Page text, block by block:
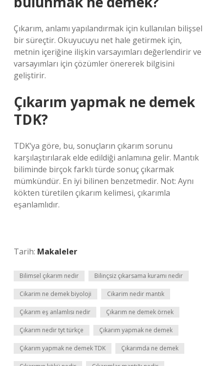
Çıkarım, anlamı yapılandırmak için kullanılan bilişsel
bir süreçtir. Okuyucuyu net hale getirmek için,
metnin içeriğine ilişkin varsayımları değerlendirir ve
varsayımları için çözümler önererek bilgisini
geliştirir.
Çıkarım yapmak ne demek
TDK?
TDK’ya göre, bu, sonuçların çıkarım sorunu
karşılaştırılarak elde edildiği anlamına gelir. Mantık
biliminde birçok farklı türde sonuç çıkarmak
mümkündür. En iyi bilinen benzetmedir. Not: Aynı
kökten türetilen çıkarım kelimesi, çıkarımla
eşanlamlıdır.
Tarih: Makaleler
Bilimsel çıkarım nedir Bilinçsiz çıkarsama kuramı nedir
Cikarim ne demek biyoloji Cikarim nedir mantık
Çıkarım eş anlamlısı nedir Çıkarım ne demek örnek
Çıkarım nedir tyt türkçe Çıkarım yapmak ne demek
Çıkarım yapmak ne demek TDK Çıkarımda ne demek